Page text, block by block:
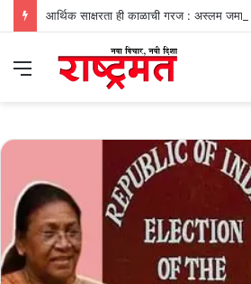
आर्थिक साक्षरता ही काळाची गरज : अस्लम जमादार
Menu